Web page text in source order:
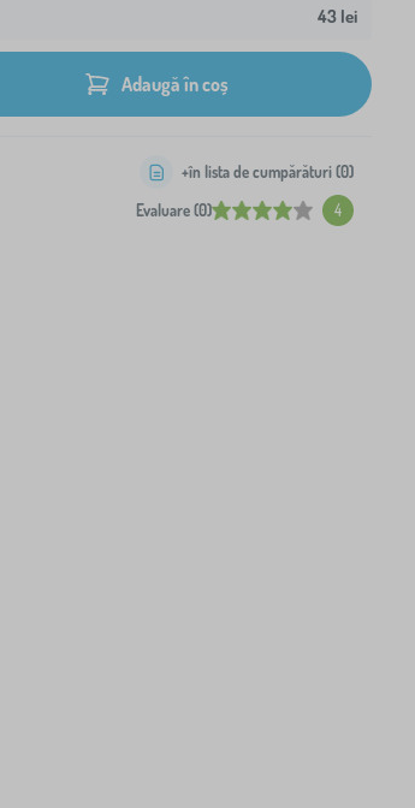
43 lei
Adaugă în coș
Evaluare (0) 4
+în lista de cumpărături (0)